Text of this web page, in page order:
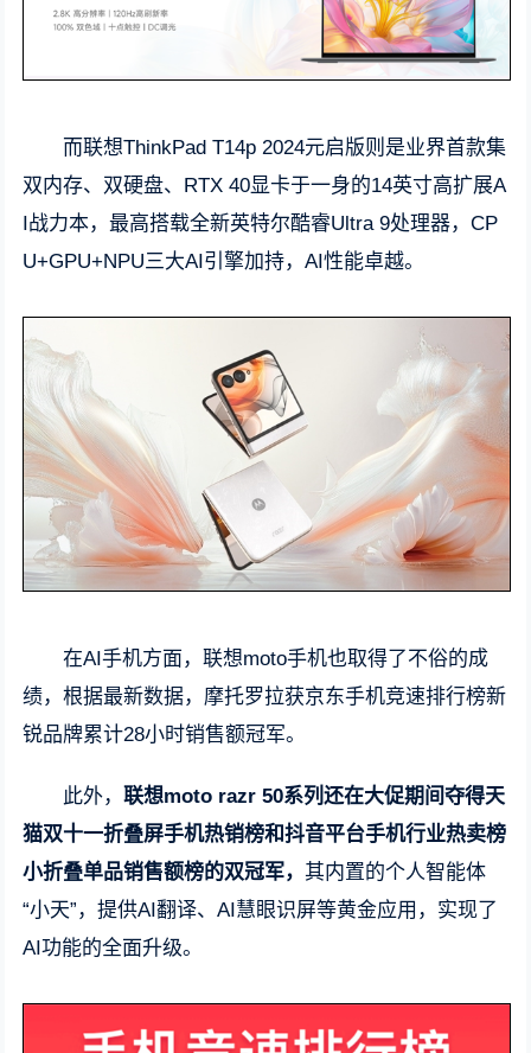
而联想ThinkPad T14p 2024元启版则是业界首款集
双内存、双硬盘、RTX 40显卡于一身的14英寸高扩展A
I战力本，最高搭载全新英特尔酷睿Ultra 9处理器，CP
U+GPU+NPU三大AI引擎加持，AI性能卓越。
在AI手机方面，联想moto手机也取得了不俗的成
绩，根据最新数据，摩托罗拉获京东手机竞速排行榜新
锐品牌累计28小时销售额冠军。
此外，联想moto razr 50系列还在大促期间夺得天
猫双十一折叠屏手机热销榜和抖音平台手机行业热卖榜
小折叠单品销售额榜的双冠军， 其内置的个人智能体
“小天”，提供AI翻译、AI慧眼识屏等黄金应用，实现了
AI功能的全面升级。